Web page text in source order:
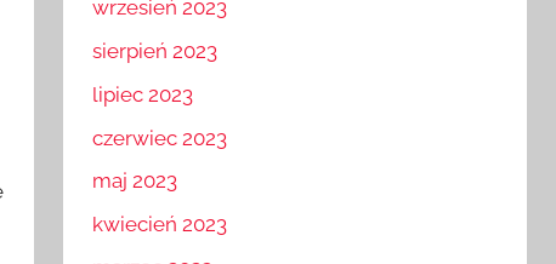
wrzesień 2023
sierpień 2023
lipiec 2023
czerwiec 2023
maj 2023
kwiecień 2023